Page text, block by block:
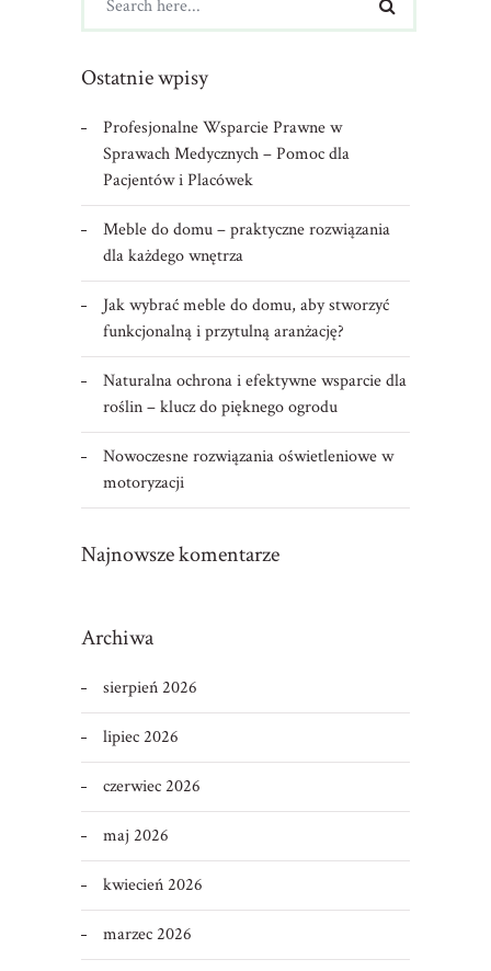
Ostatnie wpisy
Profesjonalne Wsparcie Prawne w
Sprawach Medycznych – Pomoc dla
Pacjentów i Placówek
Meble do domu – praktyczne rozwiązania
dla każdego wnętrza
Jak wybrać meble do domu, aby stworzyć
funkcjonalną i przytulną aranżację?
Naturalna ochrona i efektywne wsparcie dla
roślin – klucz do pięknego ogrodu
Nowoczesne rozwiązania oświetleniowe w
motoryzacji
Najnowsze komentarze
Archiwa
sierpień 2026
lipiec 2026
czerwiec 2026
maj 2026
kwiecień 2026
marzec 2026